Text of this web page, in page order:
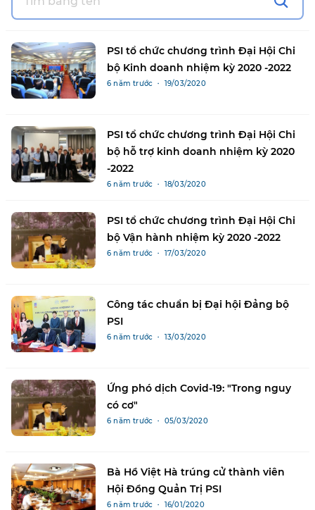
PSI tổ chức chương trình Đại Hội Chi
bộ Kinh doanh nhiệm kỳ 2020 -2022
6 năm trước ・ 19/03/2020
PSI tổ chức chương trình Đại Hội Chi
bộ hỗ trợ kinh doanh nhiệm kỳ 2020
-2022
6 năm trước ・ 18/03/2020
PSI tổ chức chương trình Đại Hội Chi
bộ Vận hành nhiệm kỳ 2020 -2022
6 năm trước ・ 17/03/2020
Công tác chuẩn bị Đại hội Đảng bộ
PSI
6 năm trước ・ 13/03/2020
Ứng phó dịch Covid-19: "Trong nguy
có cơ"
6 năm trước ・ 05/03/2020
Bà Hồ Việt Hà trúng cử thành viên
Hội Đồng Quản Trị PSI
6 năm trước ・ 16/01/2020